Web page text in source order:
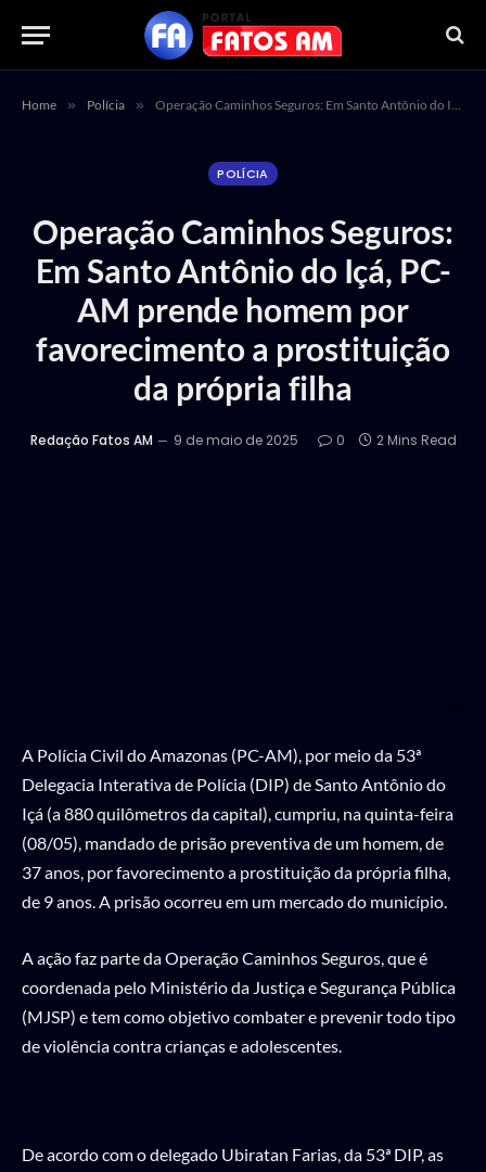
Home » Polícia » Operação Caminhos Seguros: Em Santo Antônio do Içá, PC-AM prende homem por favorecimento a prostituição da própria filha
POLÍCIA
Operação Caminhos Seguros:
Em Santo Antônio do Içá, PC-
AM prende homem por
favorecimento a prostituição
da própria filha
Redação Fatos AM 9 de maio de 2025 0 2 Mins Read
A Polícia Civil do Amazonas (PC-AM), por meio da 53ª
Delegacia Interativa de Polícia (DIP) de Santo Antônio do
Içá (a 880 quilômetros da capital), cumpriu, na quinta-feira
(08/05), mandado de prisão preventiva de um homem, de
37 anos, por favorecimento a prostituição da própria filha,
de 9 anos. A prisão ocorreu em um mercado do município.
A ação faz parte da Operação Caminhos Seguros, que é
coordenada pelo Ministério da Justiça e Segurança Pública
(MJSP) e tem como objetivo combater e prevenir todo tipo
de violência contra crianças e adolescentes.
De acordo com o delegado Ubiratan Farias, da 53ª DIP, as